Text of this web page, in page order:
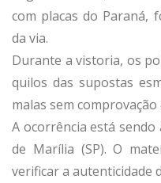
com placas do Paraná,
da via.
Durante a vistoria, os
quilos das supostas
malas sem
A ocorrência está sendo
de Marília (SP). O
verificar a autenticidade